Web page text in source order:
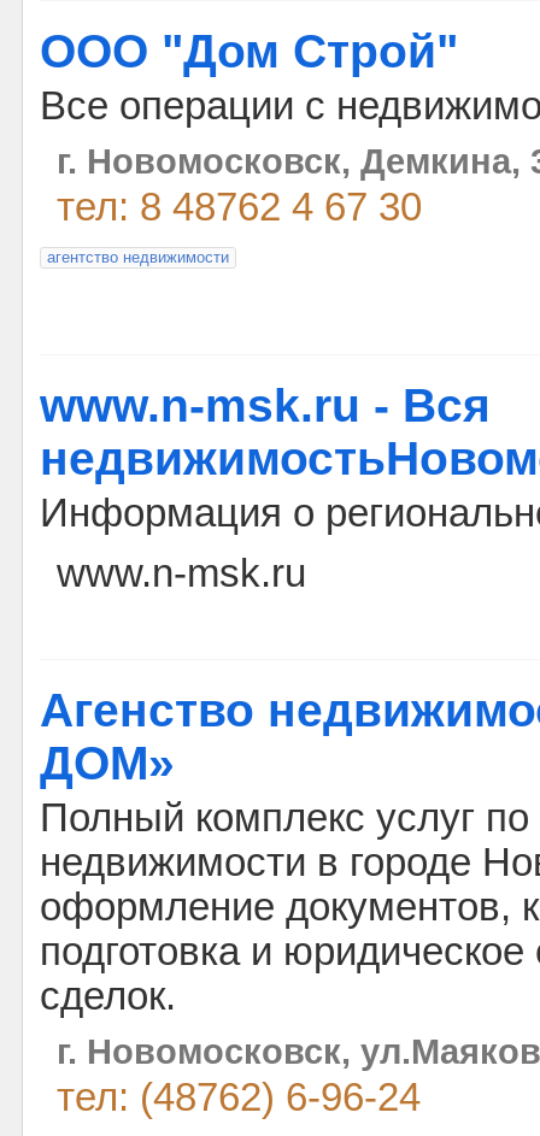
ООО "Дом Строй"
Все операции с
г. Новомосковск, Демкина,
тел: 8 48762 4 67 30
агентство недвижимости
www.n-msk.ru - Вся
Информация о
www.n-msk.ru
Агенство
ДОМ»
Полный комплекс услуг
недвижимости в городе
оформление документов,
подготовка и
сделок.
г. Новомосковск,
тел: (48762) 6-96-24